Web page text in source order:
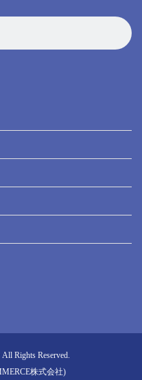
Rights Reserved.
株式会社)